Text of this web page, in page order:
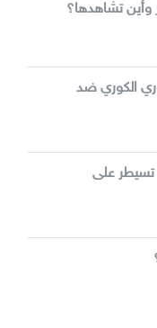
وأين تشاهدها؟
الكوري ضد
على